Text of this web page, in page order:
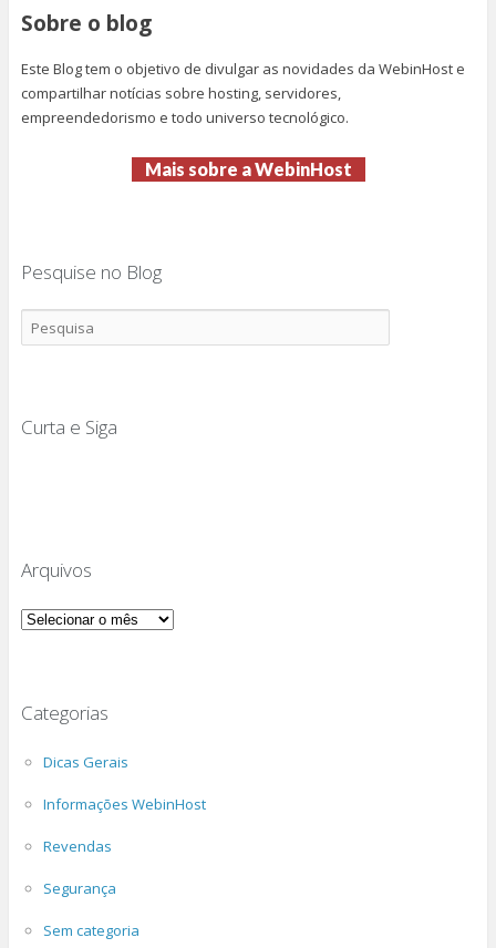
Sobre o blog
Este Blog tem o objetivo de divulgar as novidades da WebinHost e
compartilhar notícias sobre hosting, servidores,
empreendedorismo e todo universo tecnológico.
Mais sobre a WebinHost
Pesquise no Blog
Curta e Siga
Arquivos
Arquivos
Categorias
Dicas Gerais
Informações WebinHost
Revendas
Segurança
Sem categoria